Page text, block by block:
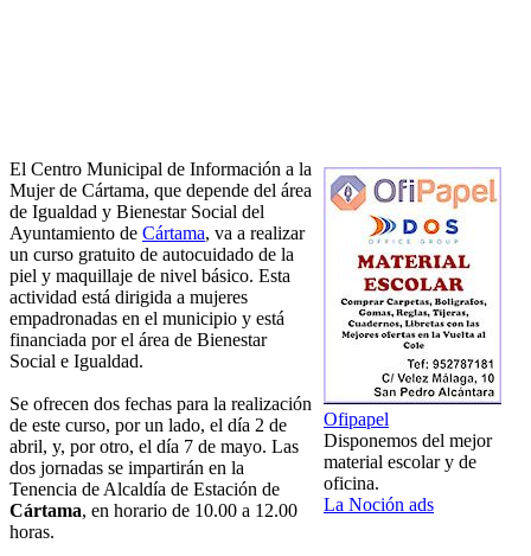
Ofipapel
Disponemos del mejor
material escolar y de
oficina.
La Noción ads
El Centro Municipal de Información a la
Mujer de Cártama, que depende del área
de Igualdad y Bienestar Social del
Ayuntamiento de Cártama, va a realizar
un curso gratuito de autocuidado de la
piel y maquillaje de nivel básico. Esta
actividad está dirigida a mujeres
empadronadas en el municipio y está
financiada por el área de Bienestar
Social e Igualdad.
Se ofrecen dos fechas para la realización
de este curso, por un lado, el día 2 de
abril, y, por otro, el día 7 de mayo. Las
dos jornadas se impartirán en la
Tenencia de Alcaldía de Estación de
Cártama, en horario de 10.00 a 12.00
horas.